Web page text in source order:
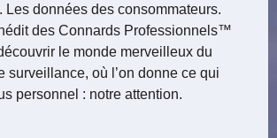
Les données des consommateurs.
des Connards Professionnels™
le monde merveilleux du
surveillance, où l’on donne ce qui
personnel : notre attention.